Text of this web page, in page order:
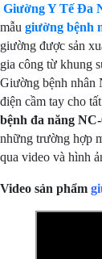
Giường Y Tế Đa
mẫu giường bệnh
giường được sản
gia công từ khung
Giường bệnh nhân
điện cầm tay cho
bệnh đa năng
những trường hợp
qua video và hình
Video sản phẩm